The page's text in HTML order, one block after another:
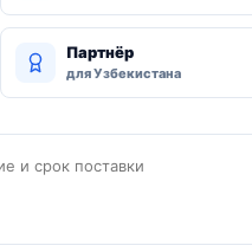
Партнёр
для Узбекистана
и срок поставки